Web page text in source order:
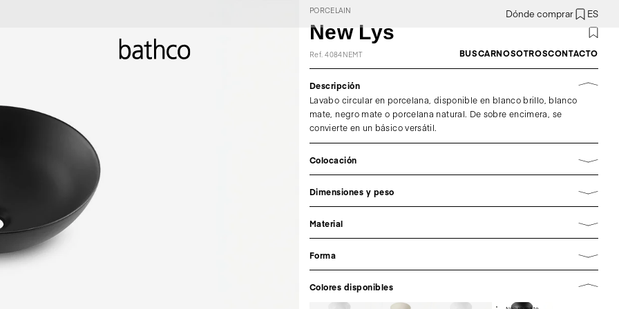
Dónde comprar ES
BUSCARNOSOTROSCONTACTO
PORCELAIN
New Lys
Ref. 4084NEMT
Descripción
Lavabo circular en porcelana, disponible en blanco brillo, blanco
mate, negro mate o porcelana natural. De sobre encimera, se
convierte en un básico versátil.
Colocación
Dimensiones y peso
Material
Forma
Colores disponibles